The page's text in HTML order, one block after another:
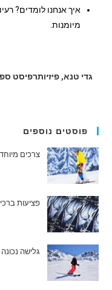
איך אנחנו לומדים?
מיומנות.
גדי טנא, פיזיותרפיסט
פוסטים נוספים
צרכים
פציעות
גלישה נכונה